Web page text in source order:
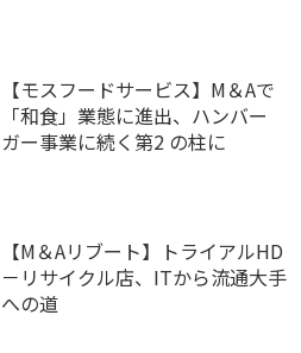
【モスフードサービス】M＆Aで
「和食」業態に進出、ハンバー
ガー事業に続く第2 の柱に
【M＆Aリブート】トライアルHD
－リサイクル店、ITから流通大手
への道